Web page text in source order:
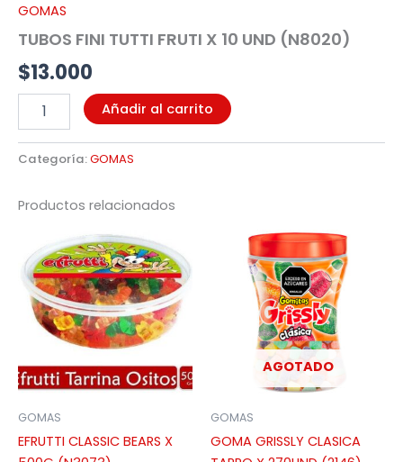
GOMAS
TUBOS FINI TUTTI FRUTI X 10 UND (N8020)
$13.000
Añadir al carrito
Categoría:GOMAS
Productos relacionados
GOMAS
EFRUTTI CLASSIC BEARS X
AGOTADO
GOMAS
GOMA GRISSLY CLASICA